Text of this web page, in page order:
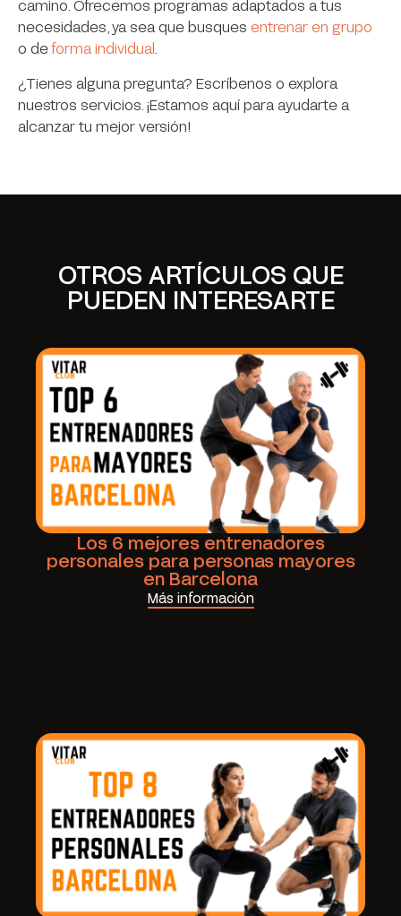
camino. Ofrecemos programas adaptados a tus
necesidades, ya sea que busques entrenar en grupo
o deforma individual
¿Tienes alguna pregunta? Escríbenos o explora
nuestros servicios. ¡Estamos aquí para ayudarte a
alcanzar tu mejor versión!
OTROS ARTÍCULOS QUE
PUEDEN INTERESARTE
Los 6 mejores entrenadores
personales para personas mayores
en Barcelona
Más información